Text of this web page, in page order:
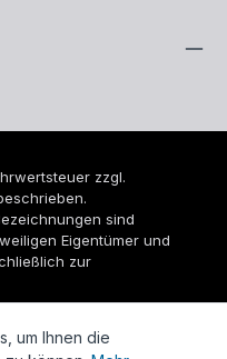
zzgl.
sind
Eigentümer und
zur
Heizungs- und
um Ihnen die